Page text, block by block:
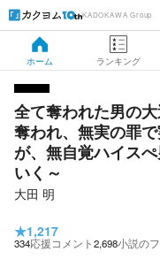
KADOKAWA Group
ホーム ランキング
全て奪われた男の
奪われ、無実の罪
が、無自覚ハイス
いく～
大田 明
★1,217
334応援コメント2,698小説の